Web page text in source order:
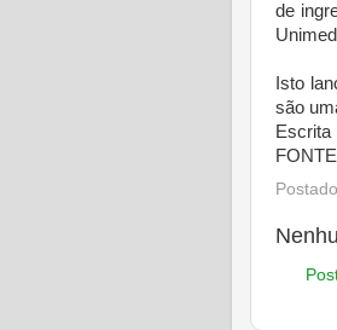
de
Isto
são
Escrita